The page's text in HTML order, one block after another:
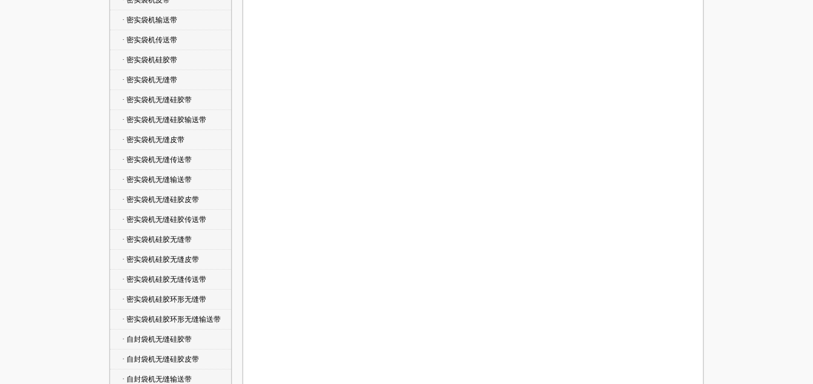
· 密实袋机输送带
· 密实袋机传送带
· 密实袋机硅胶带
· 密实袋机无缝带
· 密实袋机无缝硅胶带
· 密实袋机无缝硅胶输送带
· 密实袋机无缝皮带
· 密实袋机无缝传送带
· 密实袋机无缝输送带
· 密实袋机无缝硅胶皮带
· 密实袋机无缝硅胶传送带
· 密实袋机硅胶无缝带
· 密实袋机硅胶无缝皮带
· 密实袋机硅胶无缝传送带
· 密实袋机硅胶环形无缝带
· 密实袋机硅胶环形无缝输送带
· 自封袋机无缝硅胶带
· 自封袋机无缝硅胶皮带
· 自封袋机无缝输送带